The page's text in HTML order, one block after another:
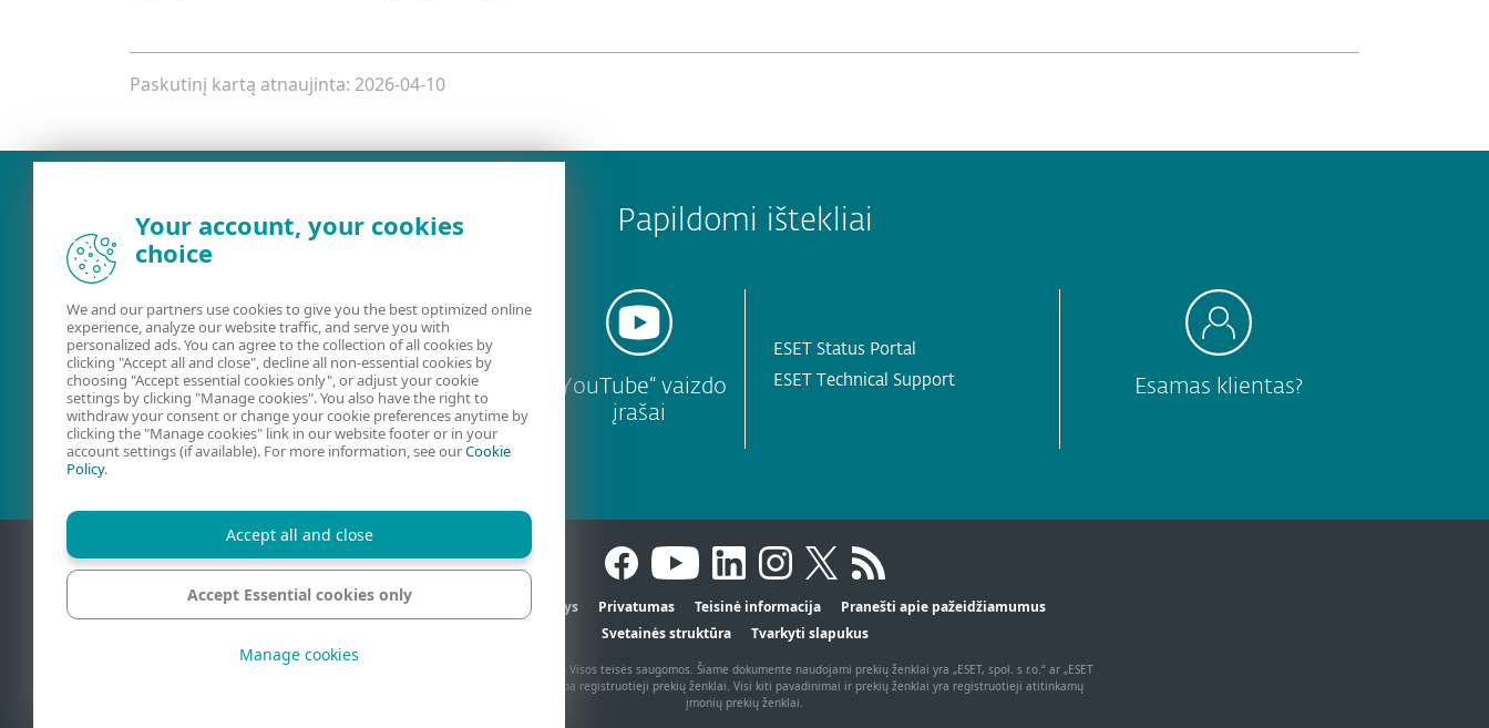
Paskutinį kartą atnaujinta: 2026-04-10
Papildomi ištekliai
Naudotojo
vadovai
ESET forumas
„YouTube“ vaizdo
įrašai
ESET Status Portal
ESET Technical Support
Esamas klientas?
Kontaktiniai duomenys Privatumas Teisinė informacija
Pranešti apie pažeidžiamumus
Svetainės struktūra
Tvarkyti slapukus
© 1992 - 2026 ESET, spol. s r.o. - Visos teisės saugomos. Šiame dokumente naudojami prekių ženklai yra „ESET, spol. s r.o.“ ar „ESET
North America“ paprastieji arba registruotieji prekių ženklai. Visi kiti pavadinimai ir prekių ženklai yra registruotieji atitinkamų
įmonių prekių ženklai.
Your account, your cookies
choice
We and our partners use cookies to give you the best optimized online
experience, analyze our website traffic, and serve you with
personalized ads. You can agree to the collection of all cookies by
clicking "Accept all and close", decline all non-essential cookies by
choosing "Accept essential cookies only", or adjust your cookie
settings by clicking "Manage cookies". You also have the right to
withdraw your consent or change your cookie preferences anytime by
clicking the "Manage cookies" link in our website footer or in your
account settings (if available). For more information, see ourCookie
Policy.
Accept all and close
Accept Essential cookies only
Manage cookies